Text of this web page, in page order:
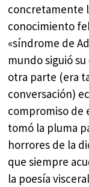
concretamente
conocimiento
«síndrome de
mundo siguió
otra parte (era
conversación)
compromiso de
tomó la pluma
horrores de la
que siempre
la poesía